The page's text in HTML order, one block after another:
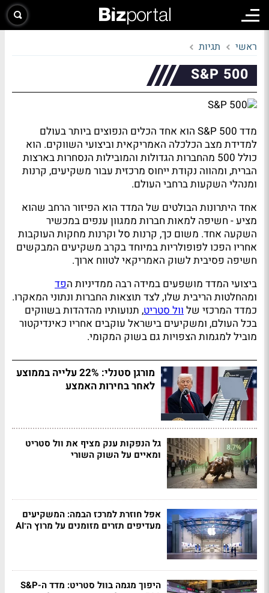
ראשי תגיות
S&P 500
מדד S&P 500 הוא אחד הכלים הנפוצים ביותר בעולם
למדידת מצב הכלכלה האמריקאית וביצועי השווקים. הוא
כולל 500 מהחברות הגדולות והמובילות הנסחרות בארצות
הברית, ומהווה נקודת ייחוס מרכזית עבור משקיעים, קרנות
ומנהלי השקעות ברחבי העולם.
אחד היתרונות הבולטים של המדד הוא הפיזור הרחב שהוא
מציע - חשיפה למאות חברות ממגוון ענפים במכשיר
השקעה אחד. משום כך, קרנות סל וקרנות מחקות העוקבות
אחריו הפכו לפופולריות במיוחד בקרב משקיעים המבקשים
חשיפה פסיבית לשוק האמריקאי לטווח ארוך.
ביצועי המדד מושפעים במידה רבה ממדיניות הפד
ומהחלטות הריבית שלו, לצד תוצאות החברות ונתוני המאקרו.
כמדד המרכזי שלוול סטריט, תנועותיו מהדהדות בשווקים
בכל העולם, ומשקיעים בישראל עוקבים אחריו כאינדיקטור
מוביל למגמות הצפויות גם בשוק המקומי.
מורגן סטנלי: 22% עלייה בממוצע
לאחר בחירות האמצע
גל הנפקות ענק מציף את וול סטריט
ומאיים על השוק השורי
אפל חוזרת למרכז הבמה: המשקיעים
מעדיפים תזרים מזומנים על מרוץ ה־AI
היפוך מגמה בוול סטריט: מדד ה-S&P